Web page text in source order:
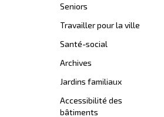
Seniors
Travailler pour la ville
Santé-social
Archives
Jardins familiaux
Accessibilité des
bâtiments